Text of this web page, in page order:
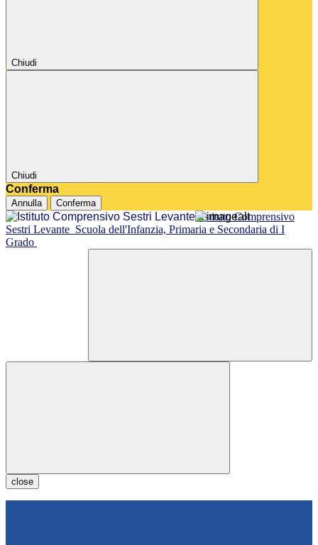
Chiudi
Chiudi
Conferma
Annulla Conferma
Istituto Comprensivo
Sestri Levante Scuola dell'Infanzia, Primaria e Secondaria di I
Grado
close